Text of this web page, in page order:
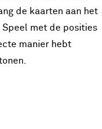
de kaarten aan het
met de posities
manier hebt